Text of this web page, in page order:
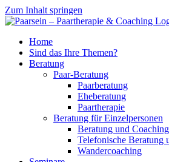
Zum Inhalt springen
Home
Sind das Ihre Themen?
Beratung
Paar-Beratung
Paarberatung
Eheberatung
Paartherapie
Beratung für Einzelpersonen
Beratung und
Telefonische Beratung
Wandercoaching